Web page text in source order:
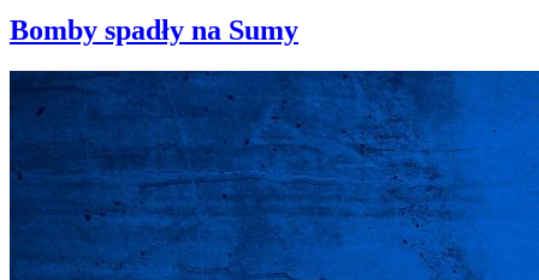
Bomby spadły na Sumy